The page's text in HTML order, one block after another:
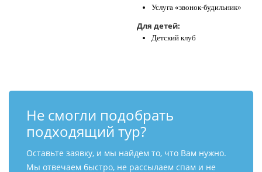
Услуга «звонок-будильник»
Для детей:
Детский клуб
Не смогли подобрать
подходящий тур?
Оставьте заявку, и мы найдем то, что Вам нужно.
Мы отвечаем быстро, не рассылаем спам и не